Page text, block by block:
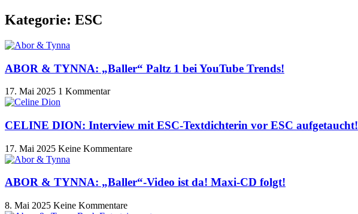
Kategorie: ESC
ABOR & TYNNA: „Baller“ Paltz 1 bei YouTube Trends!
17. Mai 2025 1 Kommentar
CELINE DION: Interview mit ESC-Textdichterin vor ESC aufgetaucht!
17. Mai 2025 Keine Kommentare
ABOR & TYNNA: „Baller“-Video ist da! Maxi-CD folgt!
8. Mai 2025 Keine Kommentare